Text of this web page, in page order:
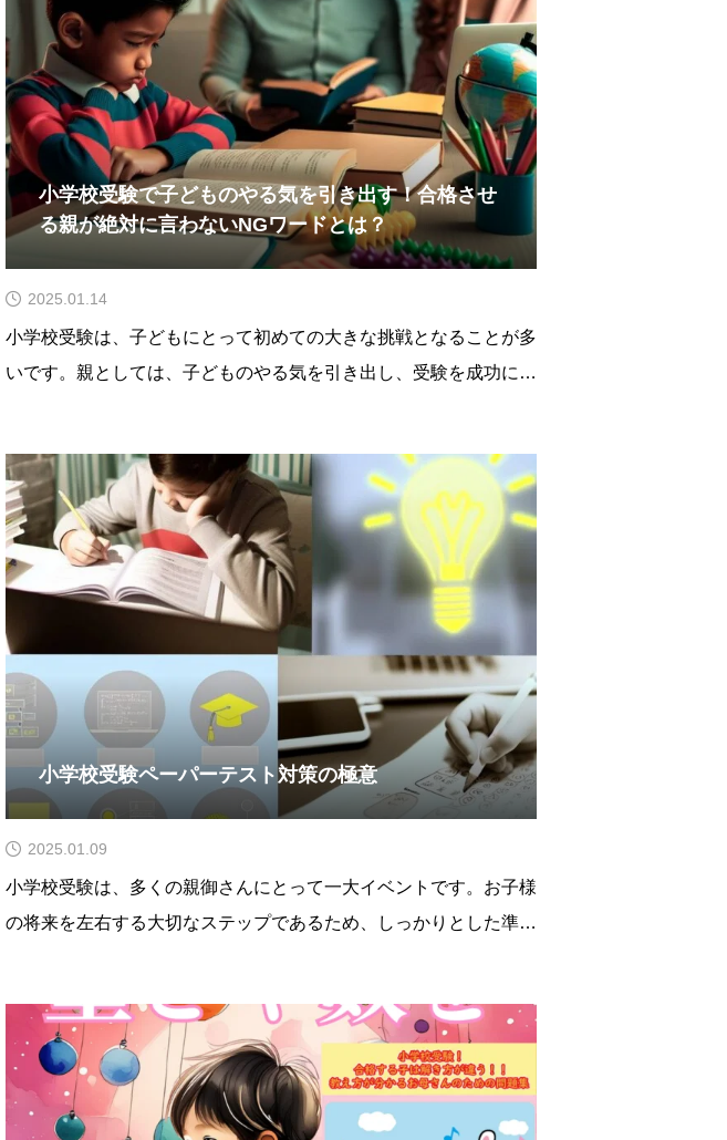
小学校受験で子どものやる気を引き出す！合格させ
る親が絶対に言わないNGワードとは？
2025.01.14
小学校受験は、子どもにとって初めての大きな挑戦となることが多
いです。親としては、子どものやる気を引き出し、受験を成功に導
は、合格させる親が絶対に言わないNGワードを紹介し、子ども
小学校受験ペーパーテスト対策の極意
2025.01.09
小学校受験は、多くの親御さんにとって一大イベントです。お子様
の将来を左右する大切なステップであるため、しっかりとした準備
導くための自宅学習教材とペーパーテスト対策の極意をご紹介いた